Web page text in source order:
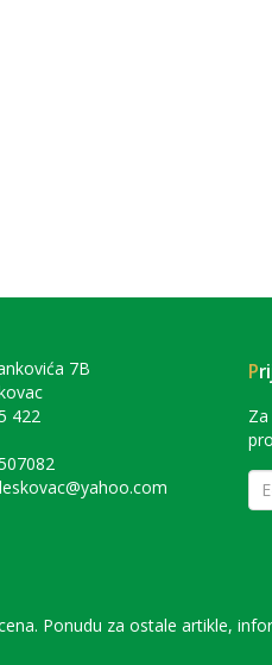
7B
422
P
Ponudu za ostale artikle,